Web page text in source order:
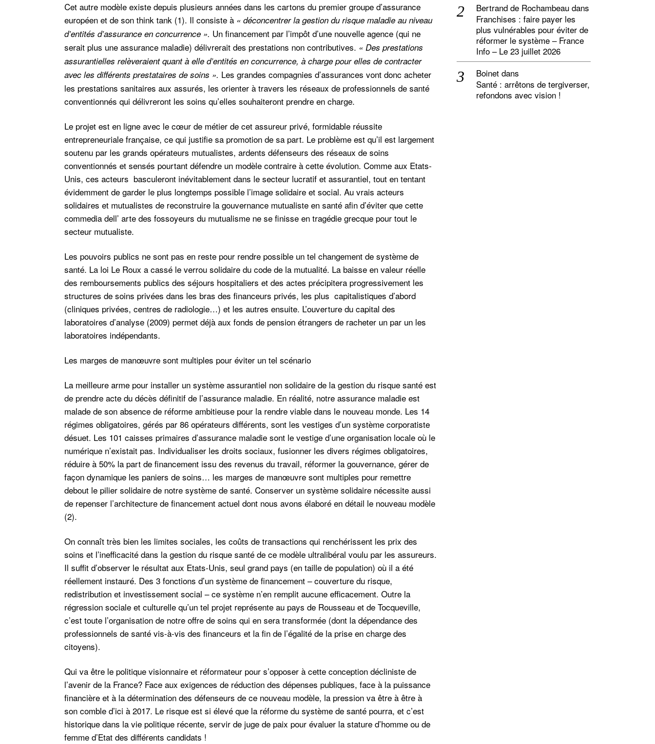
Cet autre modèle existe depuis plusieurs années dans les cartons du premier groupe d’assurance
européen et de son think tank (1). Il consiste à « déconcentrer la gestion du risque maladie au niveau
d’entités d’assurance en concurrence ». Un financement par l’impôt d’une nouvelle agence (qui ne
serait plus une assurance maladie) délivrerait des prestations non contributives. « Des prestations
assurantielles relèveraient quant à elle d’entités en concurrence, à charge pour elles de contracter
avec les différents prestataires de soins ». Les grandes compagnies d’assurances vont donc acheter
les prestations sanitaires aux assurés, les orienter à travers les réseaux de professionnels de santé
conventionnés qui délivreront les soins qu’elles souhaiteront prendre en charge.
Le projet est en ligne avec le cœur de métier de cet assureur privé, formidable réussite
entrepreneuriale française, ce qui justifie sa promotion de sa part. Le problème est qu’il est largement
soutenu par les grands opérateurs mutualistes, ardents défenseurs des réseaux de soins
conventionnés et sensés pourtant défendre un modèle contraire à cette évolution. Comme aux Etats-
Unis, ces acteurs basculeront inévitablement dans le secteur lucratif et assurantiel, tout en tentant
évidemment de garder le plus longtemps possible l’image solidaire et social. Au vrais acteurs
solidaires et mutualistes de reconstruire la gouvernance mutualiste en santé afin d’éviter que cette
commedia dell’ arte des fossoyeurs du mutualisme ne se finisse en tragédie grecque pour tout le
secteur mutualiste.
Les pouvoirs publics ne sont pas en reste pour rendre possible un tel changement de système de
santé. La loi Le Roux a cassé le verrou solidaire du code de la mutualité. La baisse en valeur réelle
des remboursements publics des séjours hospitaliers et des actes précipitera progressivement les
structures de soins privées dans les bras des financeurs privés, les plus capitalistiques d’abord
(cliniques privées, centres de radiologie…) et les autres ensuite. L’ouverture du capital des
laboratoires d’analyse (2009) permet déjà aux fonds de pension étrangers de racheter un par un les
laboratoires indépendants.
Les marges de manœuvre sont multiples pour éviter un tel scénario
La meilleure arme pour installer un système assurantiel non solidaire de la gestion du risque santé est
de prendre acte du décès définitif de l’assurance maladie. En réalité, notre assurance maladie est
malade de son absence de réforme ambitieuse pour la rendre viable dans le nouveau monde. Les 14
régimes obligatoires, gérés par 86 opérateurs différents, sont les vestiges d’un système corporatiste
désuet. Les 101 caisses primaires d’assurance maladie sont le vestige d’une organisation locale où le
numérique n’existait pas. Individualiser les droits sociaux, fusionner les divers régimes obligatoires,
réduire à 50% la part de financement issu des revenus du travail, réformer la gouvernance, gérer de
façon dynamique les paniers de soins… les marges de manœuvre sont multiples pour remettre
debout le pilier solidaire de notre système de santé. Conserver un système solidaire nécessite aussi
de repenser l’architecture de financement actuel dont nous avons élaboré en détail le nouveau modèle
(2).
On connaît très bien les limites sociales, les coûts de transactions qui renchérissent les prix des
soins et l’inefficacité dans la gestion du risque santé de ce modèle ultralibéral voulu par les assureurs.
Il suffit d’observer le résultat aux Etats-Unis, seul grand pays (en taille de population) où il a été
réellement instauré. Des 3 fonctions d’un système de financement – couverture du risque,
redistribution et investissement social – ce système n’en remplit aucune efficacement. Outre la
régression sociale et culturelle qu’un tel projet représente au pays de Rousseau et de Tocqueville,
c’est toute l’organisation de notre offre de soins qui en sera transformée (dont la dépendance des
professionnels de santé vis-à-vis des financeurs et la fin de l’égalité de la prise en charge des
citoyens).
Qui va être le politique visionnaire et réformateur pour s’opposer à cette conception décliniste de
l’avenir de la France? Face aux exigences de réduction des dépenses publiques, face à la puissance
financière et à la détermination des défenseurs de ce nouveau modèle, la pression va être à être à
son comble d’ici à 2017. Le risque est si élevé que la réforme du système de santé pourra, et c’est
historique dans la vie politique récente, servir de juge de paix pour évaluer la stature d’homme ou de
femme d’Etat des différents candidats !
Bertrand de Rochambeau dans
Franchises : faire payer les
plus vulnérables pour éviter de
réformer le système – France
Info – Le 23 juillet 2026
Boinet dans
Santé : arrêtons de tergiverser,
refondons avec vision !